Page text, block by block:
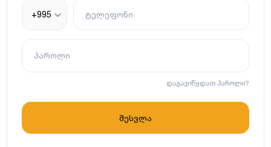
+995 ტელეფონი
პაროლი
დაგავიწყდათ პაროლი?